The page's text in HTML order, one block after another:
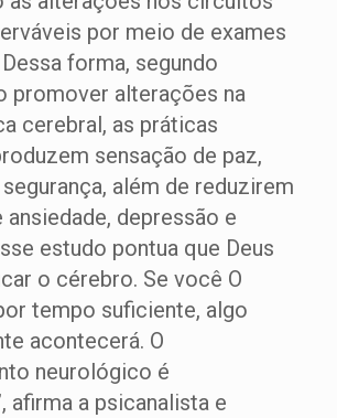
por meio de exames
forma, segundo
promover alterações na
cerebral, as práticas
sensação de paz,
além de reduzirem
depressão e
estudo pontua que Deus
o cérebro. Se você O
tempo suficiente, algo
acontecerá. O
neurológico é
afirma a psicanalista e